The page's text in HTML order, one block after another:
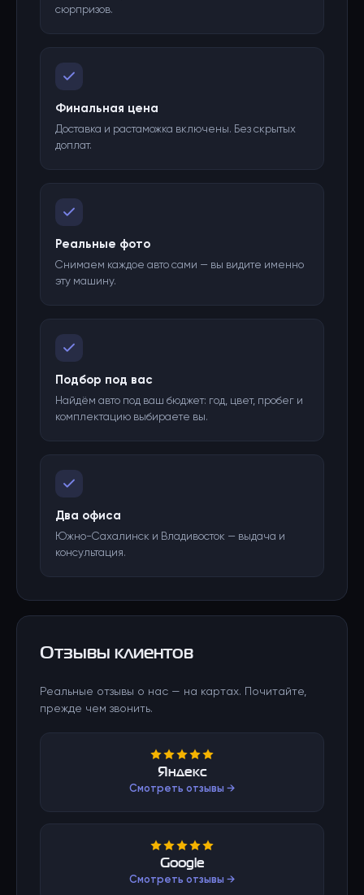
сюрпризов.
Финальная цена
Доставка и растаможка включены. Без скрытых
доплат.
Реальные фото
Снимаем каждое авто сами — вы видите именно
эту машину.
Подбор под вас
Найдём авто под ваш бюджет: год, цвет, пробег и
комплектацию выбираете вы.
Два офиса
Южно-Сахалинск и Владивосток — выдача и
консультация.
Отзывы клиентов
Реальные отзывы о нас — на картах. Почитайте,
прежде чем звонить.
Яндекс
Смотреть отзывы →
Google
Смотреть отзывы →